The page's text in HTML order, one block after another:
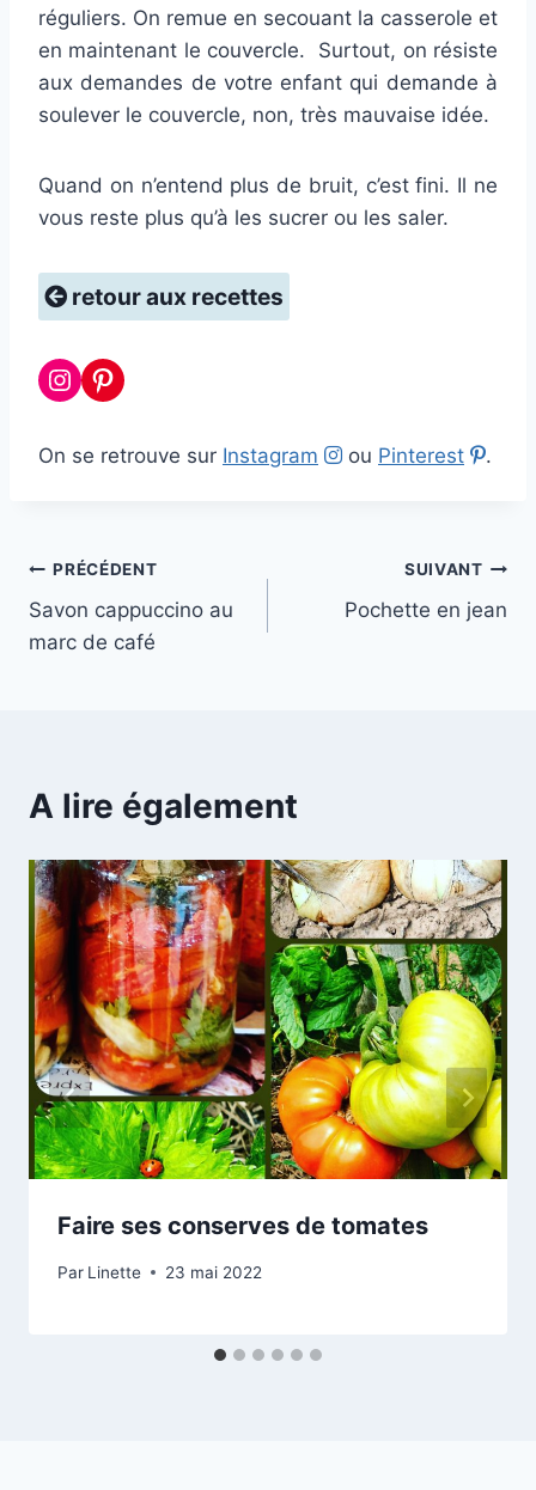
réguliers. On remue en secouant la casserole et
en maintenant le couvercle. Surtout, on résiste
aux demandes de votre enfant qui demande à
soulever le couvercle, non, très mauvaise idée.
Quand on n’entend plus de bruit, c’est fini. Il ne
vous reste plus qu’à les sucrer ou les saler.
retour aux recettes
Instagram Pinterest
On se retrouve sur Instagram ou Pinterest .
Navigation
de
PRÉCÉDENT
Savon cappuccino au
marc de café
SUIVANT
Pochette en jean
A lire également
Faire ses conserves de tomates
Par Linette 23 mai 2022